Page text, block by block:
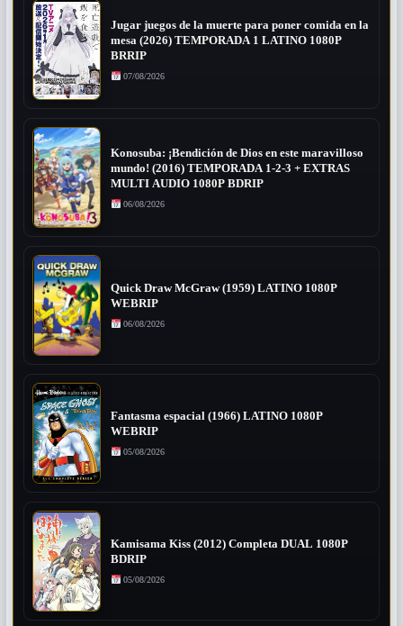
Jugar juegos de la muerte para poner comida en la
mesa (2026) TEMPORADA 1 LATINO 1080P
BRRIP
07/08/2026
Konosuba: ¡Bendición de Dios en este maravilloso
mundo! (2016) TEMPORADA 1-2-3 + EXTRAS
MULTI AUDIO 1080P BDRIP
06/08/2026
Quick Draw McGraw (1959) LATINO 1080P
WEBRIP
06/08/2026
Fantasma espacial (1966) LATINO 1080P
WEBRIP
05/08/2026
Kamisama Kiss (2012) Completa DUAL 1080P
BDRIP
05/08/2026